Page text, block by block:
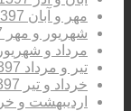
مهر و آبان 1397
شهریور و مهر 1397
مرداد و شهریور 1397
تیر و مرداد 1397
خرداد و تیر 1397
اردیبهشت و خرداد